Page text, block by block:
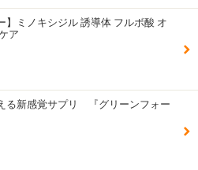
】ミノキシジル 誘導体 フルボ酸 オ
ア
る新感覚サプリ 『グリーンフォー